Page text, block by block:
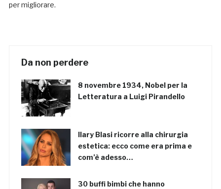
per migliorare.
Da non perdere
8 novembre 1934, Nobel per la
Letteratura a Luigi Pirandello
Ilary Blasi ricorre alla chirurgia
estetica: ecco come era prima e
com’è adesso…
30 buffi bimbi che hanno